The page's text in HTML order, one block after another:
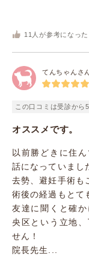
11 人が参考になった
てんちゃんさ
この口コミは受診から
オススメです。
以前勝どきに住
話になっていまし
去勢、避妊手術も
術後の経過もとて
友達に聞くと確
央区という立地
せん！
院長先生...